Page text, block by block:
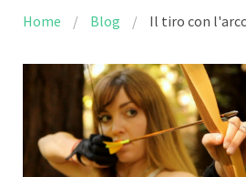
Home Blog Il tiro con